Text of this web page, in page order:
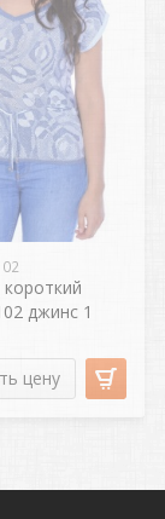
джинс 1
цену